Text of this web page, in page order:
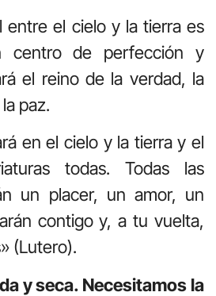
entre el cielo y la tierra es
centro de perfección y
el reino de la verdad, la
paz.
en el cielo y la tierra y el
todas. Todas las
un placer, un amor, un
contigo y, a tu vuelta,
(Lutero).
y seca. Necesitamos la